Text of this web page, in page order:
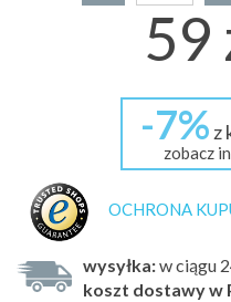
59
-7% z
zobacz
OCHRONA
wysyłka:w ciągu
koszt dostawy w